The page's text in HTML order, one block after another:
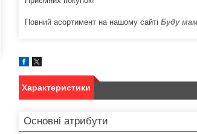
Повний асортимент на нашому сайті Буду
Характеристики
Основні атрибути